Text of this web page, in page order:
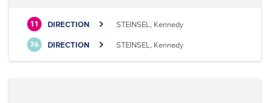
11 DIRECTION STEINSEL, Kennedy
26 DIRECTION STEINSEL, Kennedy